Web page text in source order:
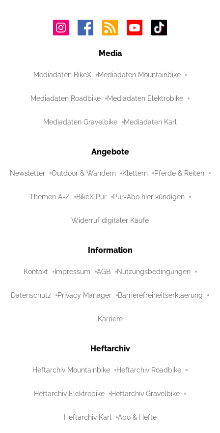
Media
Mediadaten BikeX Mediadaten Mountainbike
Mediadaten Roadbike Mediadaten Elektrobike
Mediadaten Gravelbike Mediadaten Karl
Angebote
Newsletter Outdoor & Wandern Klettern Pferde & Reiten
Themen A-Z BikeX Pur Pur-Abo hier kündigen
Widerruf digitaler Käufe
Information
Kontakt Impressum AGB Nutzungsbedingungen
Datenschutz Privacy Manager Barrierefreiheitserklaerung
Karriere
Heftarchiv
Heftarchiv Mountainbike Heftarchiv Roadbike
Heftarchiv Elektrobike Heftarchiv Gravelbike
Heftarchiv Karl Abo & Hefte